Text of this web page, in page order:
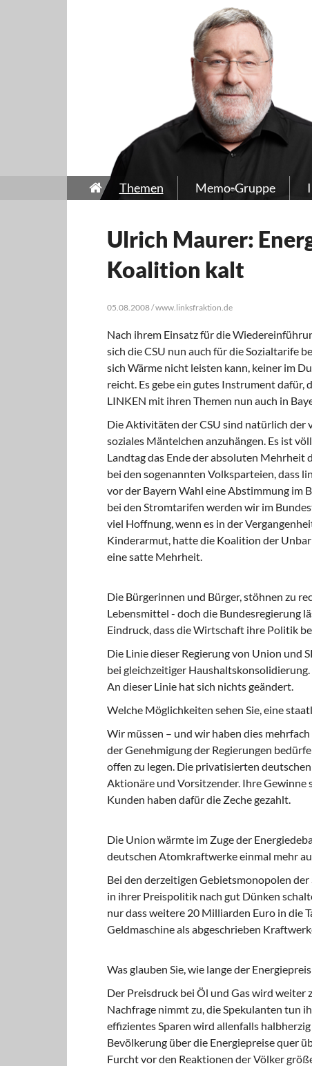
Themen Memo-Gruppe
Ulrich Maurer:
Koalition kalt
05.08.2008 / www.linksfraktion.de
Nach ihrem Einsatz für die
sich die CSU nun auch für die Sozialtarife
sich Wärme nicht leisten kann, keiner im
reicht. Es gebe ein gutes Instrument dafür,
LINKEN mit ihren Themen nun auch in
Die Aktivitäten der CSU sind natürlich der
soziales Mäntelchen anzuhängen. Es ist
Landtag das Ende der absoluten Mehrheit
bei den sogenannten Volksparteien, dass
vor der Bayern Wahl eine Abstimmung im
bei den Stromtarifen werden wir im
viel Hoffnung, wenn es in der
Kinderarmut, hatte die Koalition der
eine satte Mehrheit.
Die Bürgerinnen und Bürger, stöhnen zu
Lebensmittel - doch die Bundesregierung
Eindruck, dass die Wirtschaft ihre Politik
Die Linie dieser Regierung von Union und
bei gleichzeitiger
An dieser Linie hat sich nichts geändert.
Welche Möglichkeiten sehen Sie, eine
Wir müssen – und wir haben dies
der Genehmigung der Regierungen
offen zu legen. Die privatisierten
Aktionäre und Vorsitzender. Ihre Gewinne
Kunden haben dafür die Zeche gezahlt.
Die Union wärmte im Zuge der
deutschen Atomkraftwerke einmal mehr
Bei den derzeitigen Gebietsmonopolen
in ihrer Preispolitik nach gut Dünken
nur dass weitere 20 Milliarden Euro in die
Geldmaschine als abgeschrieben
Was glauben Sie, wie lange der
Der Preisdruck bei Öl und Gas wird weiter
Nachfrage nimmt zu, die Spekulanten tun
effizientes Sparen wird allenfalls
Bevölkerung über die Energiepreise quer
Furcht vor den Reaktionen der Völker